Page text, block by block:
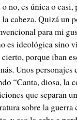
no, es única o
cabeza. Quizá un
para mi
es ideológica sino
cierto, porque iban
Unos
“Canta, diosa, la
que separan
sobre la